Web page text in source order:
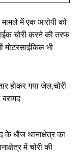
में एक आरोपी को
चोरी करने की तरफ
मोटरसाईकिल भी
के धौज थानाक्षेत्र का
में चोरी की